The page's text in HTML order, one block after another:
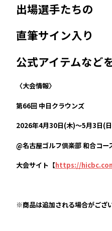
出場選手たちの
直筆サイン入り
公式アイテムなど
〈大会情報〉
第66回 中日クラウンズ
2026年4月30日(木)～5月3日(
@名古屋ゴルフ倶楽部 和合コー
大会サイト【https://
※商品は追加される場合がござ